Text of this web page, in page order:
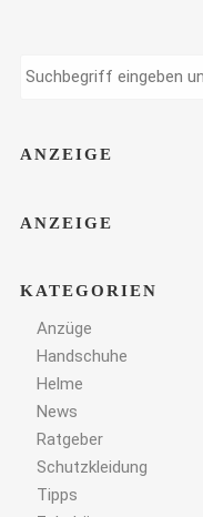
ANZEIGE
ANZEIGE
KATEGORIEN
Anzüge
Handschuhe
Helme
News
Ratgeber
Schutzkleidung
Tipps